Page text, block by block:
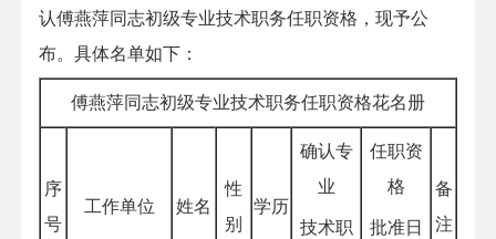
认傅燕萍同志初级专业技术职务任职资格，现予公
布。具体名单如下：
傅燕萍同志初级专业技术职务任职资格花名册
序
号
工作单位 姓名
性
别
学历
确认专
业
技术职
任职资
格
批准日
备
注